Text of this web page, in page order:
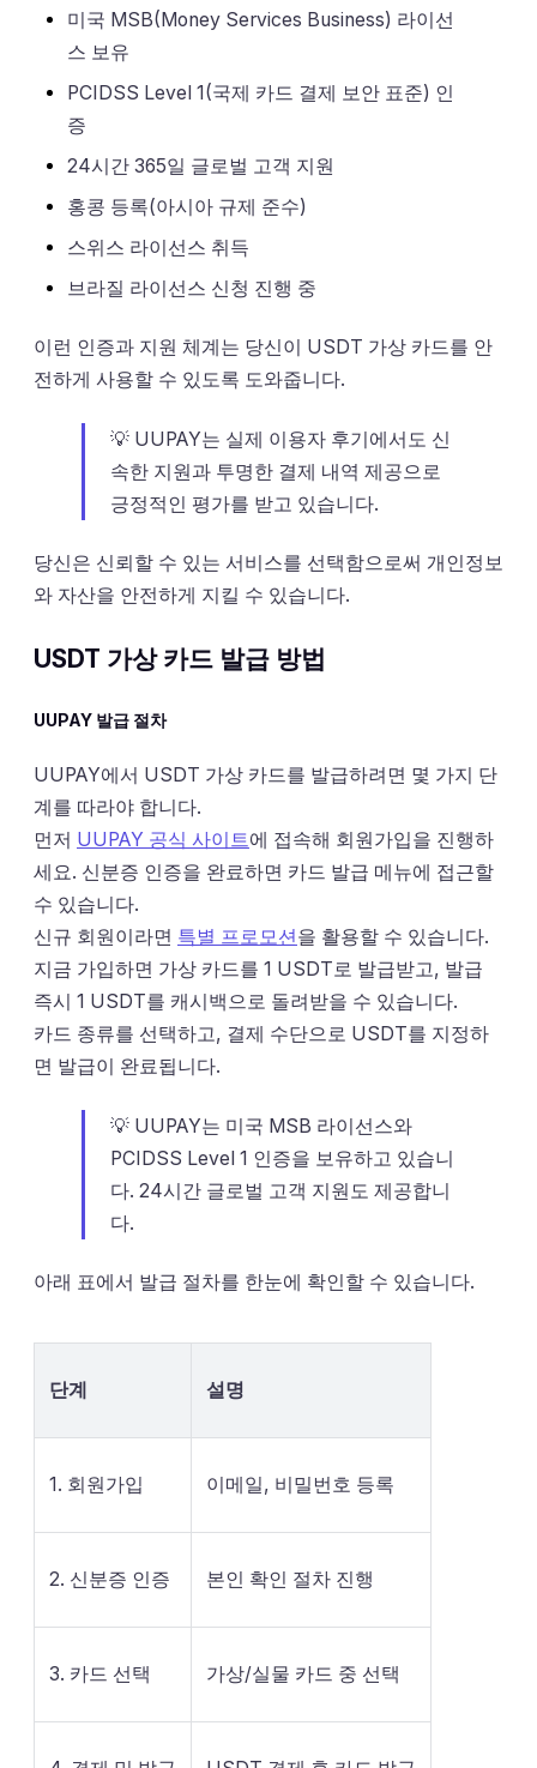
미국 MSB(Money Services Business) 라이선
스 보유
PCIDSS Level 1(국제 카드 결제 보안 표준) 인
증
24시간 365일 글로벌 고객 지원
홍콩 등록(아시아 규제 준수)
스위스 라이선스 취득
브라질 라이선스 신청 진행 중
이런 인증과 지원 체계는 당신이 USDT 가상 카드를 안
전하게 사용할 수 있도록 도와줍니다.
💡 UUPAY는 실제 이용자 후기에서도 신
속한 지원과 투명한 결제 내역 제공으로
긍정적인 평가를 받고 있습니다.
당신은 신뢰할 수 있는 서비스를 선택함으로써 개인정보
와 자산을 안전하게 지킬 수 있습니다.
USDT 가상 카드 발급 방법
UUPAY 발급 절차
UUPAY에서 USDT 가상 카드를 발급하려면 몇 가지 단
계를 따라야 합니다.
먼저 UUPAY 공식 사이트에 접속해 회원가입을 진행하
세요. 신분증 인증을 완료하면 카드 발급 메뉴에 접근할
수 있습니다.
신규 회원이라면 특별 프로모션을 활용할 수 있습니다.
지금 가입하면 가상 카드를 1 USDT로 발급받고, 발급
즉시 1 USDT를 캐시백으로 돌려받을 수 있습니다.
카드 종류를 선택하고, 결제 수단으로 USDT를 지정하
면 발급이 완료됩니다.
💡 UUPAY는 미국 MSB 라이선스와
PCIDSS Level 1 인증을 보유하고 있습니
다. 24시간 글로벌 고객 지원도 제공합니
다.
아래 표에서 발급 절차를 한눈에 확인할 수 있습니다.
단계 설명
1. 회원가입 이메일, 비밀번호 등록
2. 신분증 인증 본인 확인 절차 진행
3. 카드 선택 가상/실물 카드 중 선택